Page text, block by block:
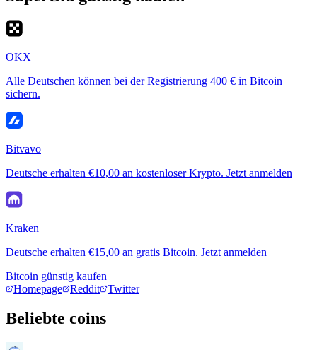
OKX
Alle Deutschen können bei der Registrierung 400 € in Bitcoin
sichern.
Bitvavo
Deutsche erhalten €10,00 an kostenloser Krypto. Jetzt anmelden
Kraken
Deutsche erhalten €15,00 an gratis Bitcoin. Jetzt anmelden
Bitcoin günstig kaufen
Homepage
Reddit Twitter
Beliebte coins